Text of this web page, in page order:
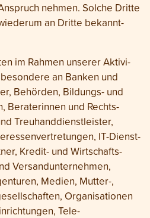
nehmen. Solche Dritte
an Dritte bekannt­
im Rahmen unserer Aktivi­
an Banken und
Behörden, Bildungs- und
Berater­innen und Rechts­
Treu­hand­dienst­leister,
IT-Dienst­
Kredit- und Wirt­schafts­
Ver­sand­unter­nehmen,
Medien, Mutter-,
Organi­sationen
Tele­